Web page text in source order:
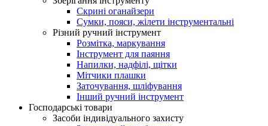
Скрині оганайзери
Сумки, пояси, жілети інструментальні
Різний ручний інструмент
Розмітка, маркування
Інструмент для паяння
Напилки, надфілі, щітки
Мітчики плашки
Заточування, шліфування
Інший ручний інструмент
Господарські товари
Засоби індивідуального захисту